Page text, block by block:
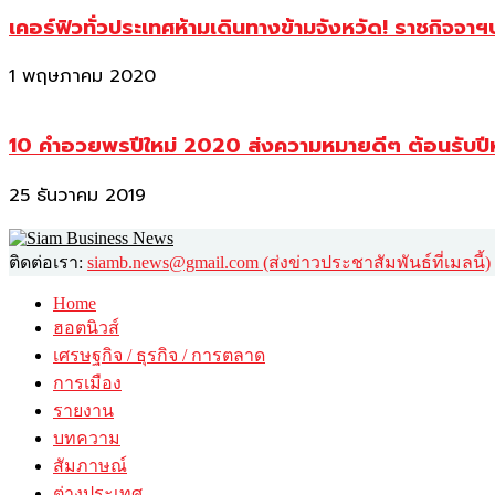
เคอร์ฟิวทั่วประเทศห้ามเดินทางข้ามจังหวัด! ราชกิจจา
1 พฤษภาคม 2020
10 คำอวยพรปีใหม่ 2020 ส่งความหมายดีๆ ต้อนรับ
25 ธันวาคม 2019
ติดต่อเรา: siamb.news@gmail.com (ส่งข่าวประชาสัมพันธ์ที่เมลนี้)
Home
ฮอตนิวส์
เศรษฐกิจ / ธุรกิจ / การตลาด
การเมือง
รายงาน
บทความ
สัมภาษณ์